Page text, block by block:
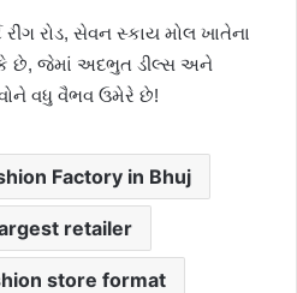
રોડ, સેવન સ્કાય મોલ ખાતેના
છે, જેમાં અદભુત ડીલ્સ અને
વધુ વૈભવ ઉમેરે છે!
Factory in Bhuj
retailer
store format